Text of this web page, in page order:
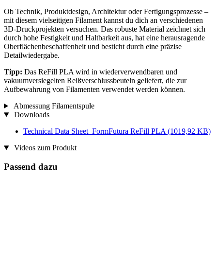
Ob Technik, Produktdesign, Architektur oder Fertigungsprozesse –
mit diesem vielseitigen Filament kannst du dich an verschiedenen
3D-Druckprojekten versuchen. Das robuste Material zeichnet sich
durch hohe Festigkeit und Haltbarkeit aus, hat eine herausragende
Oberflächenbeschaffenheit und besticht durch eine präzise
Detailwiedergabe.
Tipp: Das ReFill PLA wird in wiederverwendbaren und
vakuumversiegelten Reißverschlussbeuteln geliefert, die zur
Aufbewahrung von Filamenten verwendet werden können.
Abmessung Filamentspule
Downloads
Technical Data Sheet_FormFutura ReFill PLA (1019,92 KB)
Videos zum Produkt
Passend dazu